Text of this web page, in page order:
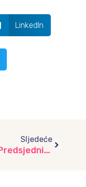
LinkedIn
Sljedeće
Član Predsjedništva BiH Željko Komšić posjetio vrtić „Žiš“ povodom Dana dječije radosti